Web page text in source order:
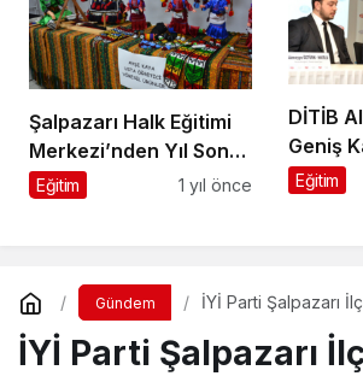
Şalpazarı Halk Eğitimi
Merkezi’nden Yıl Sonu
Sergisi
Eğitim 1 yıl önce
DİTİB
Geniş
Eğitim
Gündem
İYİ Parti Şalpazarı
gösterdi
İYİ Parti Şalpazarı